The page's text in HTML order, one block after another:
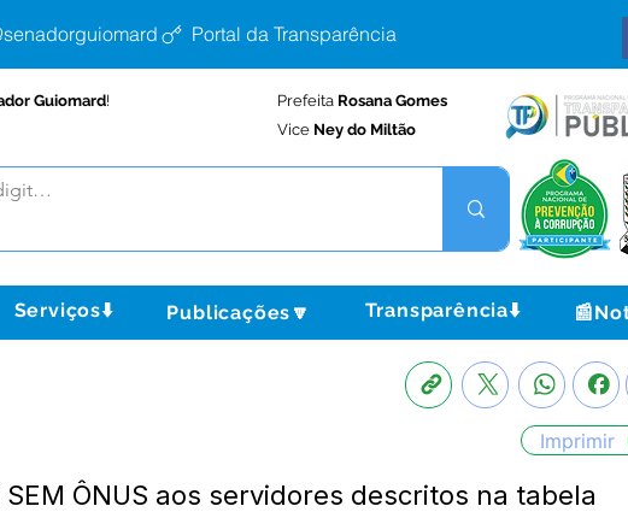
Portal da Transparência
Guiomard! Prefeita Rosana Gomes
Vice Ney do Miltão
Serviços⬇️ Publicações🔽 Transparência⬇️
Imprimir
SEM ÔNUS aos servidores descritos na tabela